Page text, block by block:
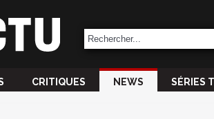
CRITIQUES NEWS SÉRIES